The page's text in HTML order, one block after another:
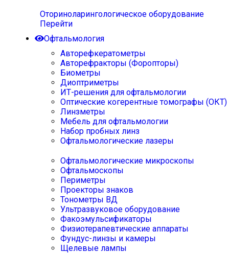
Оториноларингологическое оборудование
Перейти
Офтальмология
Авторефкератометры
Авторефракторы (Форопторы)
Биометры
Диоптриметры
ИТ-решения для офтальмологии
Оптические когерентные томографы (ОКТ)
Линзметры
Мебель для офтальмологии
Набор пробных линз
Офтальмологические лазеры
Офтальмологические микроскопы
Офтальмоскопы
Периметры
Проекторы знаков
Тонометры ВД
Ультразвуковое оборудование
Факоэмульсификаторы
Физиотерапевтические аппараты
Фундус-линзы и камеры
Щелевые лампы